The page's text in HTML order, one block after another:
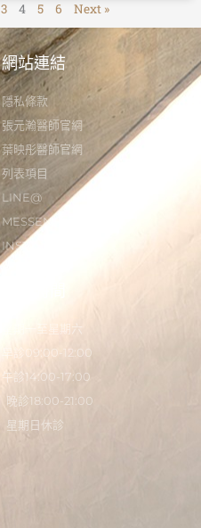
3 4 5 6 Next »
網站連結
隱私條款
張元瀚醫師官網
葉映彤醫師官網
列表項目
LINE@
MESSENGER
INSTAGRAM
星期一至星期六
早診09:00-12:00
午診14:00-17:00
晚診18:00-21:00
星期日休診